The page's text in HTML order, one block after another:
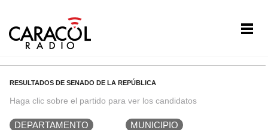
RESULTADOS DE SENADO DE LA REPÚBLICA
Haga clic sobre el partido para ver los candidatos
DEPARTAMENTO MUNICIPIO